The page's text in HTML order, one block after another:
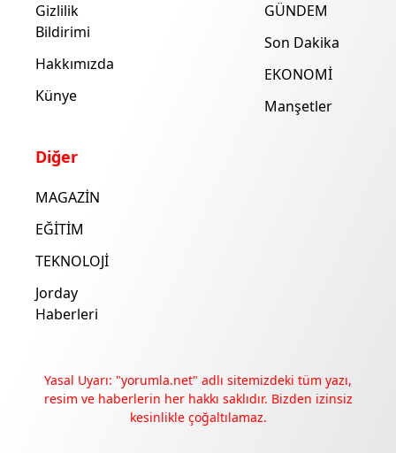
Gizlilik
Bildirimi
Hakkımızda
Künye
GÜNDEM
Son Dakika
EKONOMİ
Manşetler
Diğer
MAGAZİN
EĞİTİM
TEKNOLOJİ
Jorday
Haberleri
Yasal Uyarı: "yorumla.net" adlı sitemizdeki tüm yazı,
resim ve haberlerin her hakkı saklıdır. Bizden izinsiz
kesinlikle çoğaltılamaz.